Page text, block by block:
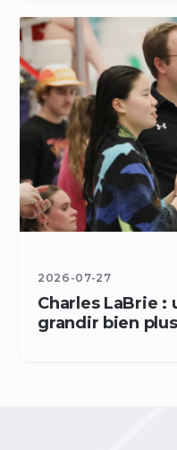
2026-07-27
Charles LaBrie
grandir bien